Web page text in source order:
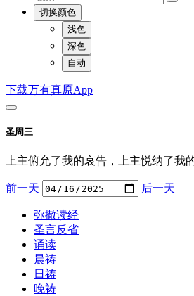
切换颜色
浅色
深色
自动
下载万有真原App
圣周三
上主俯允了我的哀告，上主悦纳了
前一天 后一天
弥撒读经
圣言反省
诵读
晨祷
日祷
晚祷